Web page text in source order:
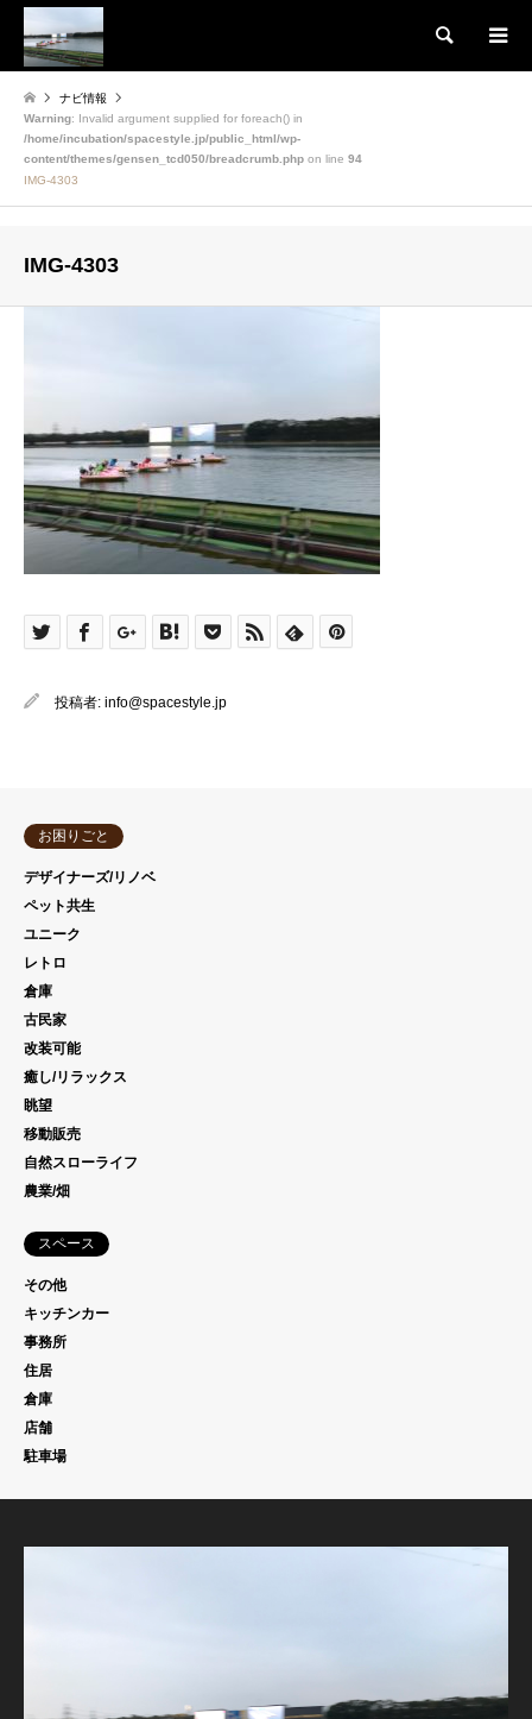
検索
ナビ情報
Warning: Invalid argument supplied for foreach() in
/home/incubation/spacestyle.jp/public_html/wp-
content/themes/gensen_tcd050/breadcrumb.php on line 94
IMG-4303
IMG-4303
投稿者: info@spacestyle.jp
お困りごと
デザイナーズ/リノベ
ペット共生
ユニーク
レトロ
倉庫
古民家
改装可能
癒し/リラックス
眺望
移動販売
自然スローライフ
農業/畑
スペース
その他
キッチンカー
事務所
住居
倉庫
店舗
駐車場